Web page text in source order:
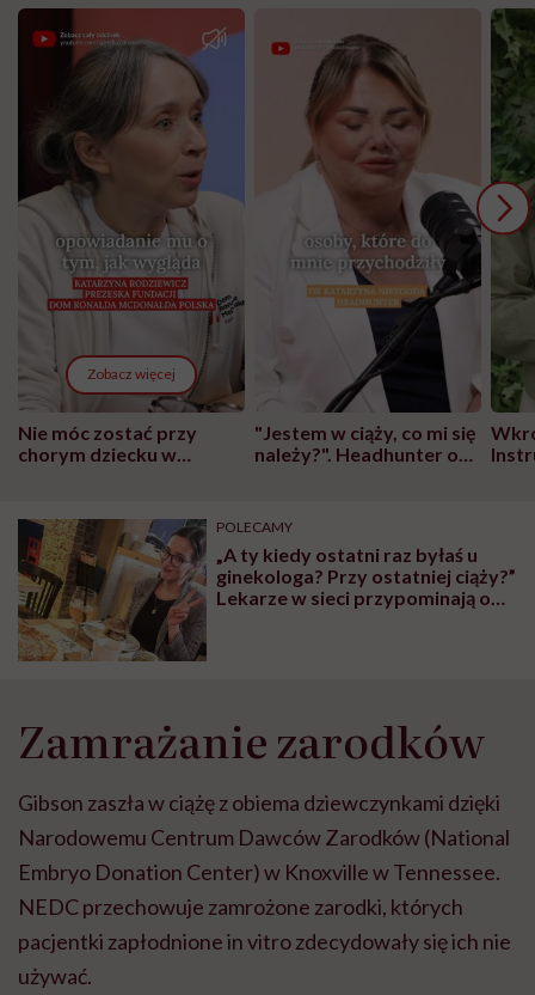
Zobacz więcej
Nie móc zostać przy
chorym dziecku w
może chyba tylko
głupota i brak
wyobraźni"
"Jestem w ciąży, co mi się
należy?". Headhunter o
pracy
POLECAMY
„A ty kiedy ostatni raz byłaś u
ginekologa? Przy ostatniej ciąży?”
Lekarze w sieci przypominają o
Zamrażanie zarodków
Gibson zaszła w ciążę z obiema dziewczynkami dzięki
Narodowemu Centrum Dawców Zarodków (National
Embryo Donation Center) w Knoxville w Tennessee.
NEDC przechowuje zamrożone zarodki, których
pacjentki zapłodnione in vitro zdecydowały się ich nie
używać.